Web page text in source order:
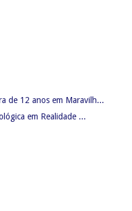
de 12 anos em Maravilh...
em Realidade ...